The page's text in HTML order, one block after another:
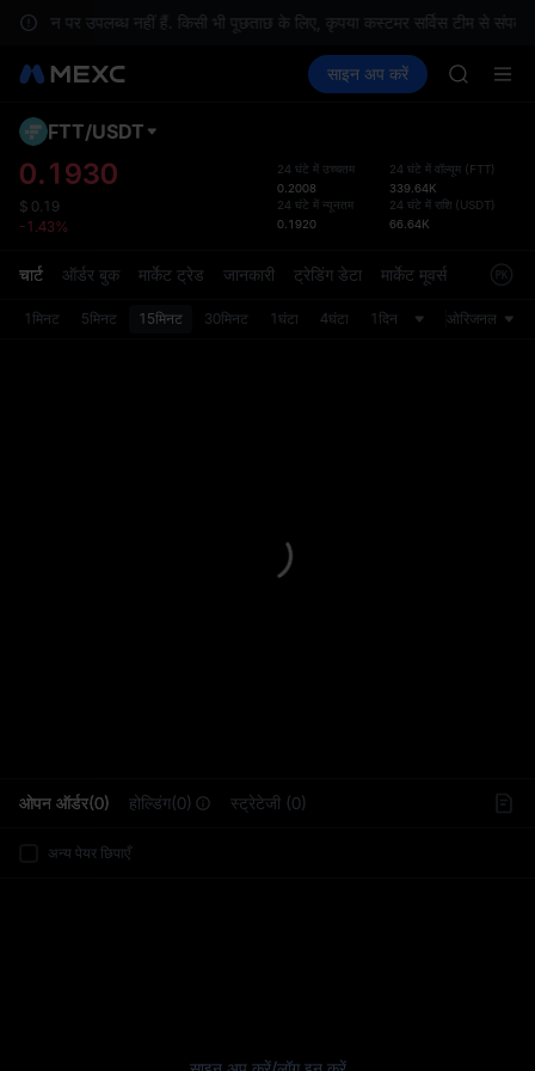
पर उपलब्ध नहीं हैं. किसी भी पूछताछ के लिए, कृपया कस्टमर सर्विस टीम से संपर्क
स्पॉट फ़्यूचर्स SPCX कमाएँ
साइन अप करें
SPCX
AAOI
AAOI
SPCX
को
FTT/USDT
0.1930
$ 0.19
-1.43%
24 घंटे में उच्चतम
0.2008
24 घंटे में न्यूनतम
0.1920
24 घंटे में वॉल्यूम (FTT)
339.64K
24 घंटे में राशि (USDT)
66.64K
चार्ट ऑर्डर बुक मार्केट ट्रेड जानकारी ट्रेडिंग डेटा मार्केट मूवर्स
1मिनट 5मिनट 15मिनट 30मिनट 1घंटा 4घंटा 1दिन ओरिजनल
ओपन ऑर्डर(0) होल्डिंग(0) स्ट्रेटेजी (0)
अन्य पेयर छिपाएँ